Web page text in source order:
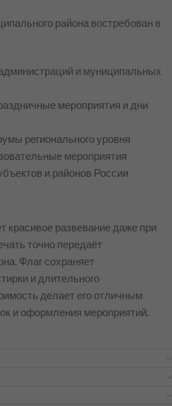
района востребован в
и муниципальных
мероприятия и дни
регионального уровня
мероприятия
и районов России
красивое развевание даже при
точно передаёт
Флаг сохраняет
и длительного
делает его отличным
и оформления мероприятий.